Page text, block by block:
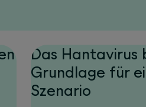
Das Hantavirus
Grundlage für
Szenario